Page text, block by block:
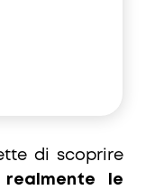
di scoprire
le